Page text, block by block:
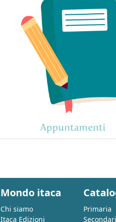
Appuntamenti
Mondo itaca
Chi siamo
Itaca Edizioni
Primaria